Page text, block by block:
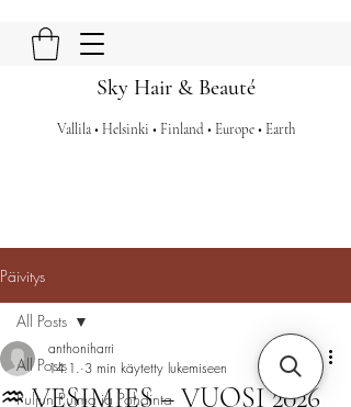
Sky Hair & Beauté
Vallila • Helsinki • Finland • Europe • Earth
Päivitys
All Posts
Puljun Pulma ja Pohdinta
All Posts
♒ VESIMIES – VUOSI 2026
anthoniharri
14.1. 3 min käytetty lukemiseen